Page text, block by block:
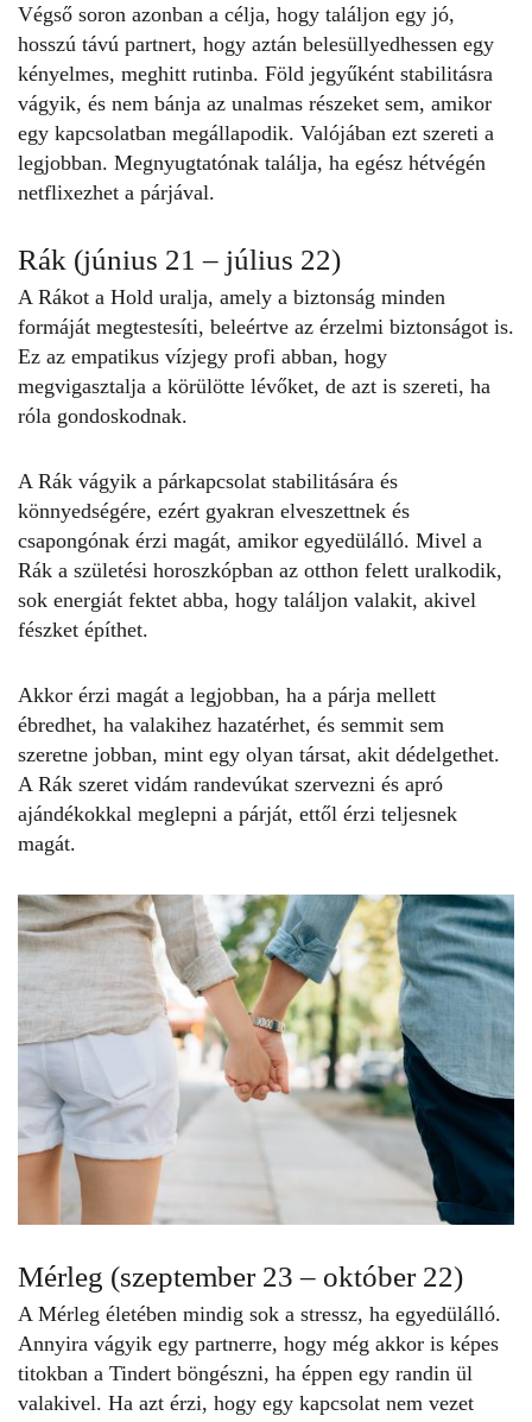
Végső soron azonban a célja, hogy találjon egy jó,
hosszú távú partnert, hogy aztán belesüllyedhessen egy
kényelmes, meghitt rutinba. Föld jegyűként stabilitásra
vágyik, és nem bánja az unalmas részeket sem, amikor
egy kapcsolatban megállapodik. Valójában ezt szereti a
legjobban. Megnyugtatónak találja, ha egész hétvégén
netflixezhet a párjával.
Rák (június 21 – július 22)
A Rákot a Hold uralja, amely a biztonság minden
formáját megtestesíti, beleértve az érzelmi biztonságot is.
Ez az empatikus vízjegy profi abban, hogy
megvigasztalja a körülötte lévőket, de azt is szereti, ha
róla gondoskodnak.
A Rák vágyik a párkapcsolat stabilitására és
könnyedségére, ezért gyakran elveszettnek és
csapongónak érzi magát, amikor egyedülálló. Mivel a
Rák a születési horoszkópban az otthon felett uralkodik,
sok energiát fektet abba, hogy találjon valakit, akivel
fészket építhet.
Akkor érzi magát a legjobban, ha a párja mellett
ébredhet, ha valakihez hazatérhet, és semmit sem
szeretne jobban, mint egy olyan társat, akit dédelgethet.
A Rák szeret vidám randevúkat szervezni és apró
ajándékokkal meglepni a párját, ettől érzi teljesnek
magát.
Mérleg (szeptember 23 – október 22)
A Mérleg életében mindig sok a stressz, ha egyedülálló.
Annyira vágyik egy partnerre, hogy még akkor is képes
titokban a Tindert böngészni, ha éppen egy randin ül
valakivel. Ha azt érzi, hogy egy kapcsolat nem vezet